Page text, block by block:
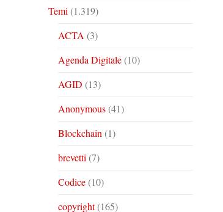
Temi (1.319)
ACTA (3)
Agenda Digitale(10)
AGID (13)
Anonymous(41)
Blockchain (1)
brevetti (7)
Codice(10)
copyright(165)